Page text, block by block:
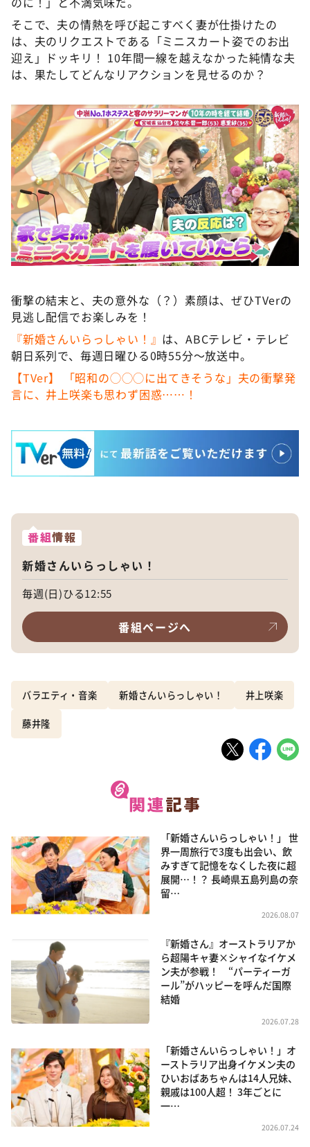
そこで、夫の情熱を呼び起こすべく妻が仕掛けたの
は、夫のリクエストである「ミニスカート姿でのお出
迎え」ドッキリ！ 10年間一線を越えなかった純情な夫
は、果たしてどんなリアクションを見せるのか？
衝撃の結末と、夫の意外な（？）素顔は、ぜひTVerの
見逃し配信でお楽しみを！
『新婚さんいらっしゃい！』 は、ABCテレビ・テレビ
朝日系列で、毎週日曜ひる0時55分〜放送中。
【TVer】 「昭和の◯◯◯に出てきそうな」夫の衝撃発
言に、井上咲楽も思わず困惑……！
番組情報
新婚さんいらっしゃい！
毎週(日)ひる12:55
番組ページへ
バラエティ・音楽 新婚さんいらっしゃい！ 井上咲楽
藤井隆
「新婚さんいらっしゃい！」 世
界一周旅行で3度も出会い、飲
みすぎて記憶をなくした夜に超
展開…！？ 長崎県五島列島の奈
留…
2026.08.07
『新婚さん』オーストラリアか
ら超陽キャ妻×シャイなイケメ
ン夫が参戦！ “パーティーガ
ール”がハッピーを呼んだ国際
結婚
2026.07.28
「新婚さんいらっしゃい！」オ
ーストラリア出身イケメン夫の
ひいおばあちゃんは14人兄妹、
親戚は100人超！ 3年ごとに
一…
2026.07.24